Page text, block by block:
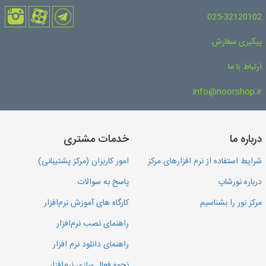
025-32120102
پیگیری سفارش
ارتباط با ما
info@noorshop.ir
درباره ما
شرایط استفاده از نرم افزارهای مرکز
درباره نورشاپ
مرکز نور را بشناسیم
خدمات مشتری
امور کاربران (مرکز پشتیبانی)
پاسخ به سوالات
کارگاه های آموزش نرم‌افزار
راهنمای نصب نرم‌افزار
راهنمای دانلود نرم افزار